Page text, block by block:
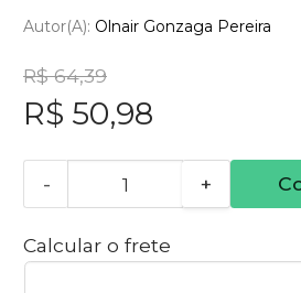
Autor(a): Olnair Gonzaga Pereira
R$ 64,39
R$ 50,98
- +
Calcular o frete